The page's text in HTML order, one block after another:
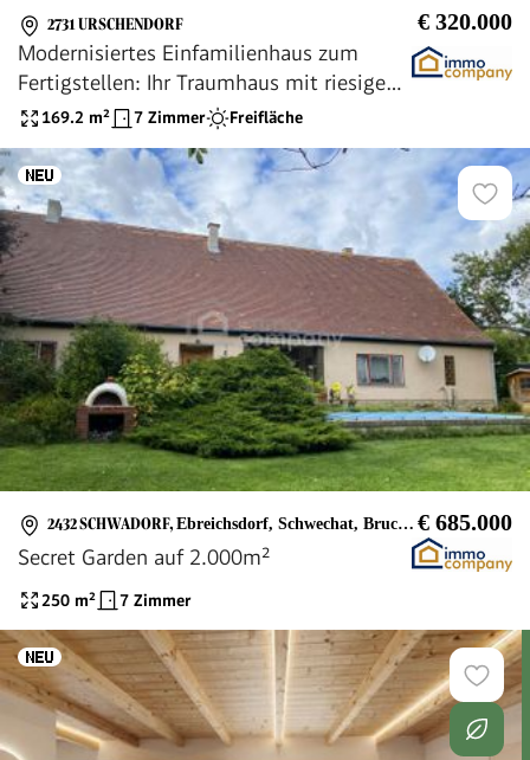
2731 URSCHENDORF € 320.000
Modernisiertes Einfamilienhaus zum
Fertigstellen: Ihr Traumhaus mit riesigem
Garten in wunderschöner Lage!
169.2 m² 7 Zimmer Freifläche
2432 SCHWADORF, Ebreichsdorf, Schwechat, Bruck an der Leitha € 685.000
Secret Garden auf 2.000m²
250 m² 7 Zimmer